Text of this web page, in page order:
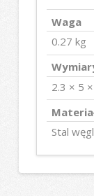
Waga
0.27 kg
2.3 × 5
Stal